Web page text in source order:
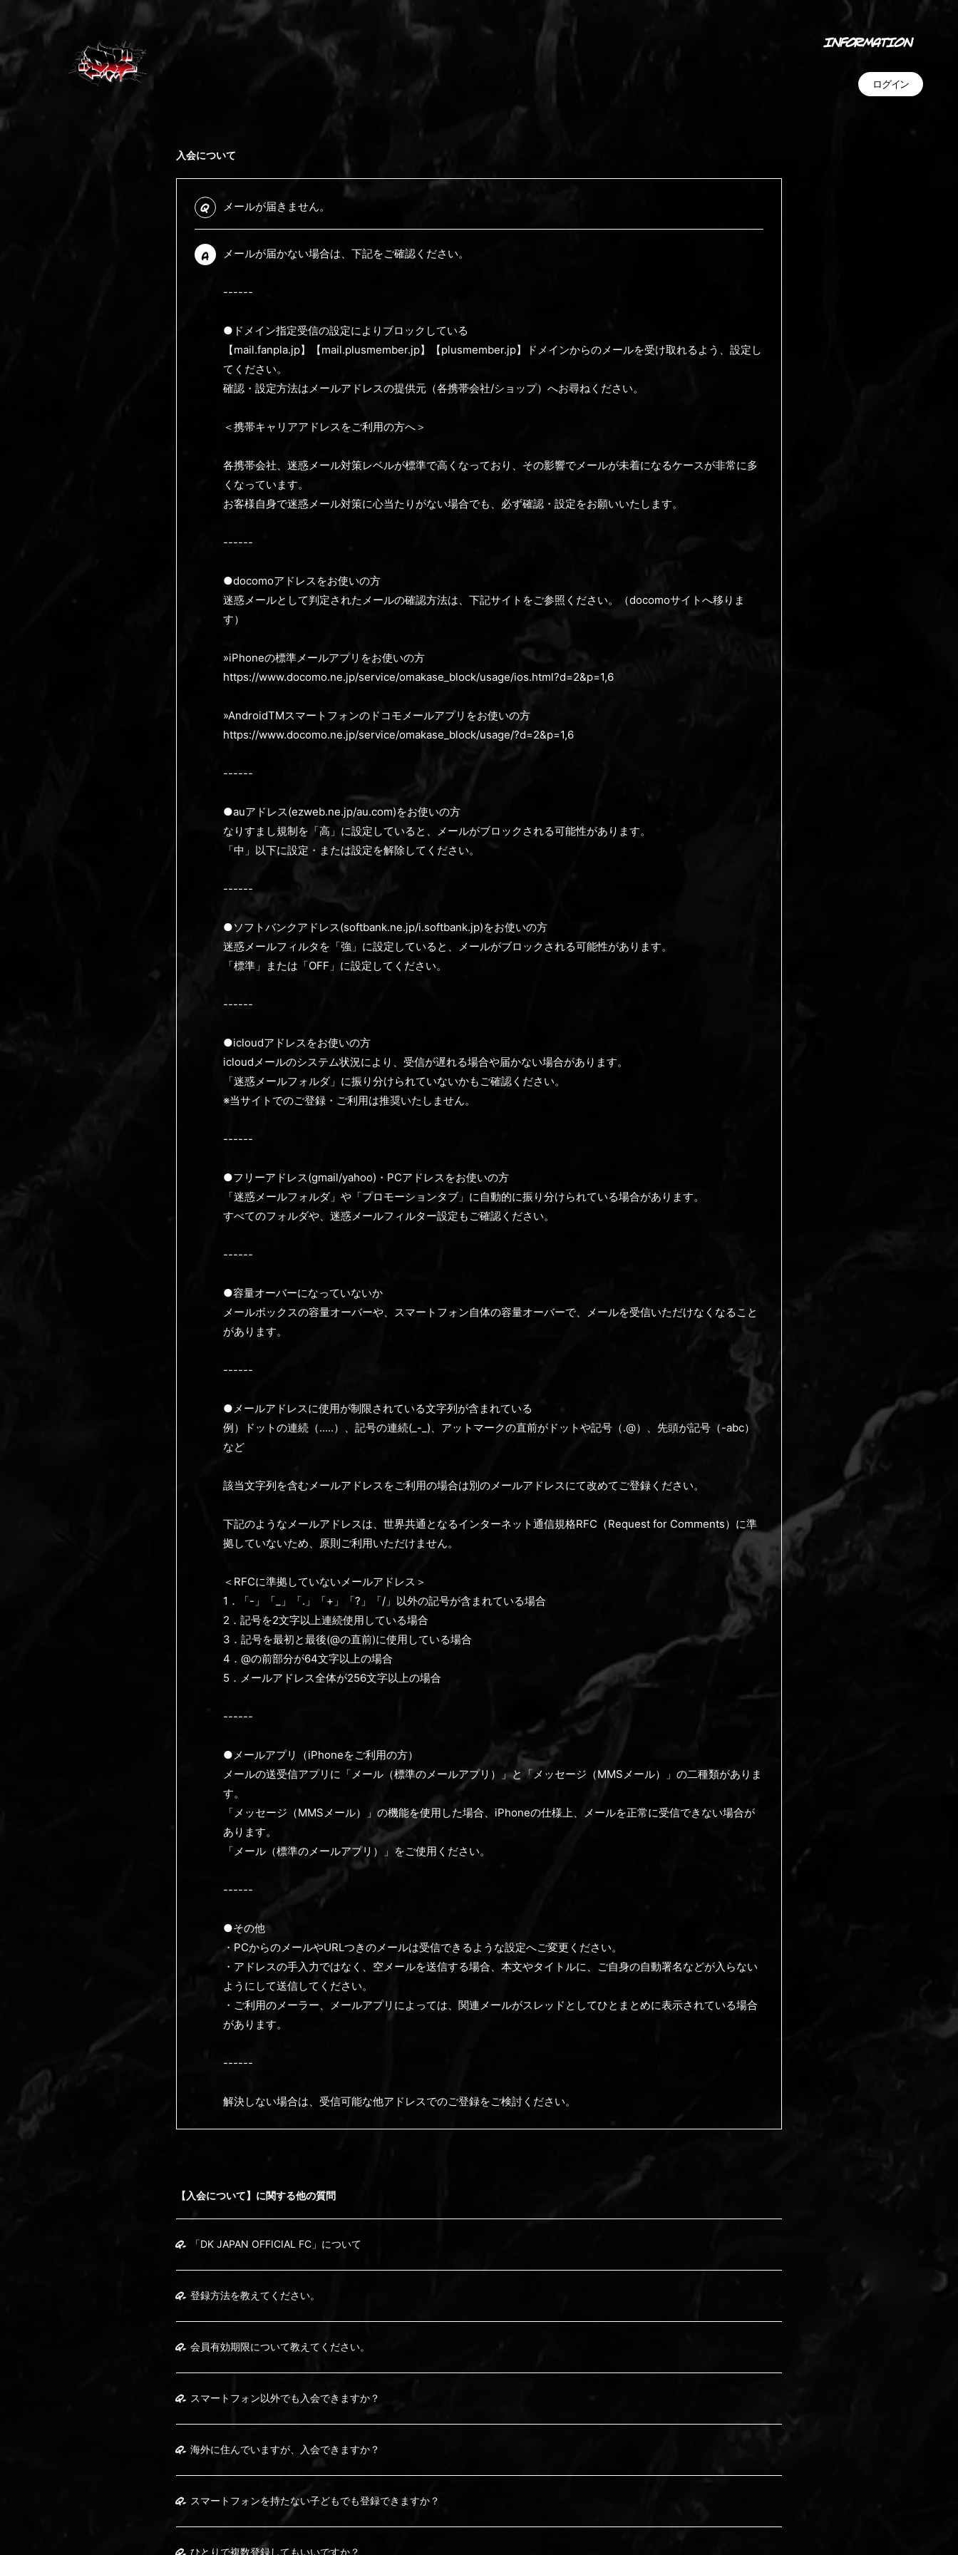
INFORMATION
ログイン
入会について
Q メールが届きません。
A メールが届かない場合は、下記をご確認ください。
------
●ドメイン指定受信の設定によりブロックしている
【mail.fanpla.jp】【mail.plusmember.jp】【plusmember.jp】ドメインからのメールを受け取れるよう、設定し
てください。
確認・設定方法はメールアドレスの提供元（各携帯会社/ショップ）へお尋ねください。
＜携帯キャリアアドレスをご利用の方へ＞
各携帯会社、迷惑メール対策レベルが標準で高くなっており、その影響でメールが未着になるケースが非常に多
くなっています。
お客様自身で迷惑メール対策に心当たりがない場合でも、必ず確認・設定をお願いいたします。
------
●docomoアドレスをお使いの方
迷惑メールとして判定されたメールの確認方法は、下記サイトをご参照ください。（docomoサイトへ移りま
す）
»iPhoneの標準メールアプリをお使いの方
https://www.docomo.ne.jp/service/omakase_block/usage/ios.html?d=2&p=1,6
»AndroidTMスマートフォンのドコモメールアプリをお使いの方
https://www.docomo.ne.jp/service/omakase_block/usage/?d=2&p=1,6
------
●auアドレス(ezweb.ne.jp/au.com)をお使いの方
なりすまし規制を「高」に設定していると、メールがブロックされる可能性があります。
「中」以下に設定・または設定を解除してください。
------
●ソフトバンクアドレス(softbank.ne.jp/i.softbank.jp)をお使いの方
迷惑メールフィルタを「強」に設定していると、メールがブロックされる可能性があります。
「標準」または「OFF」に設定してください。
------
●icloudアドレスをお使いの方
icloudメールのシステム状況により、受信が遅れる場合や届かない場合があります。
「迷惑メールフォルダ」に振り分けられていないかもご確認ください。
※当サイトでのご登録・ご利用は推奨いたしません。
------
●フリーアドレス(gmail/yahoo)・PCアドレスをお使いの方
「迷惑メールフォルダ」や「プロモーションタブ」に自動的に振り分けられている場合があります。
すべてのフォルダや、迷惑メールフィルター設定もご確認ください。
------
●容量オーバーになっていないか
メールボックスの容量オーバーや、スマートフォン自体の容量オーバーで、メールを受信いただけなくなること
があります。
------
●メールアドレスに使用が制限されている文字列が含まれている
例）ドットの連続（.....）、記号の連続(_-_)、アットマークの直前がドットや記号（.@）、先頭が記号（-abc）
など
該当文字列を含むメールアドレスをご利用の場合は別のメールアドレスにて改めてご登録ください。
下記のようなメールアドレスは、世界共通となるインターネット通信規格RFC（Request for Comments）に準
拠していないため、原則ご利用いただけません。
＜RFCに準拠していないメールアドレス＞
1．「-」「_」「.」「+」「?」「/」以外の記号が含まれている場合
2．記号を2文字以上連続使用している場合
3．記号を最初と最後(@の直前)に使用している場合
4．@の前部分が64文字以上の場合
5．メールアドレス全体が256文字以上の場合
------
●メールアプリ（iPhoneをご利用の方）
メールの送受信アプリに「メール（標準のメールアプリ）」と「メッセージ（MMSメール）」の二種類がありま
す。
「メッセージ（MMSメール）」の機能を使用した場合、iPhoneの仕様上、メールを正常に受信できない場合が
あります。
「メール（標準のメールアプリ）」をご使用ください。
------
●その他
・PCからのメールやURLつきのメールは受信できるような設定へご変更ください。
・アドレスの手入力ではなく、空メールを送信する場合、本文やタイトルに、ご自身の自動署名などが入らない
ようにして送信してください。
・ご利用のメーラー、メールアプリによっては、関連メールがスレッドとしてひとまとめに表示されている場合
があります。
------
解決しない場合は、受信可能な他アドレスでのご登録をご検討ください。
【入会について】に関する他の質問
Q. 「DK JAPAN OFFICIAL FC」について
Q. 登録方法を教えてください。
Q. 会員有効期限について教えてください。
Q. スマートフォン以外でも入会できますか？
Q. 海外に住んでいますが、入会できますか？
Q. スマートフォンを持たない子どもでも登録できますか？
Q. ひとりで複数登録してもいいですか？